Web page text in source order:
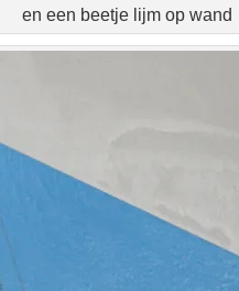
en een beetje lijm op wand